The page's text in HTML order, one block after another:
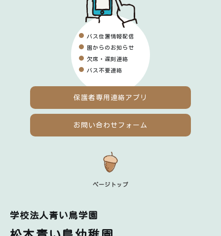
お問い合わせフォーム
保護者専用 連絡アプリ
バス位置情報配信
園からのお知らせ
欠席・遅刻連絡
バス不要連絡
ページトップ
学校法人青い鳥学園